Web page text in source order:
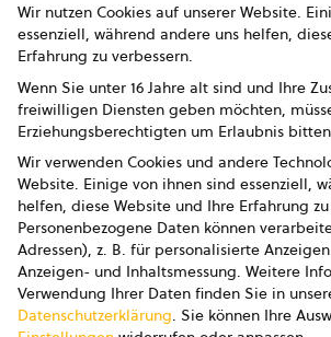
Presse
Impressum
Datenschutz
AGB
AGB Marketing
AGB Bildung
Newsletter
Wir nutzen Cookies auf unserer Website.
essenziell, während andere uns helfen,
Erfahrung zu verbessern.
Wenn Sie unter 16 Jahre alt sind und Ihre
freiwilligen Diensten geben möchten,
Erziehungsberechtigten um Erlaubnis
Wir verwenden Cookies und andere
Website. Einige von ihnen sind essenziell,
helfen, diese Website und Ihre Erfahrung
Personenbezogene Daten können
Adressen), z. B. für personalisierte
Anzeigen- und Inhaltsmessung. Weitere
Verwendung Ihrer Daten finden Sie in
Datenschutzerklärung. Sie können Ihre